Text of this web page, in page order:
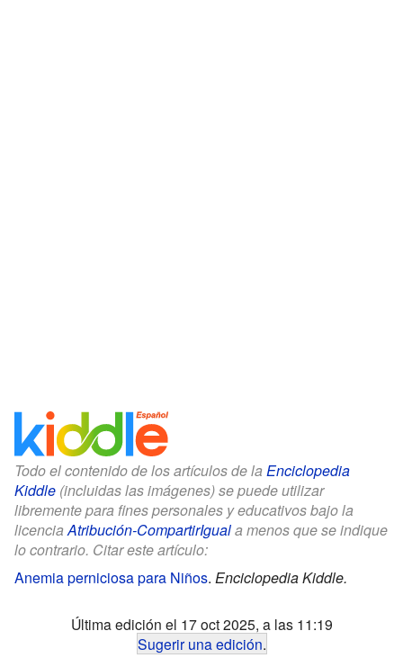
Todo el contenido de los artículos de la Enciclopedia
Kiddle (incluidas las imágenes) se puede utilizar
libremente para fines personales y educativos bajo la
licenciaAtribución-CompartirIguala menos que se indique
lo contrario. Citar este artículo:
Anemia perniciosa para Niños. Enciclopedia Kiddle.
Última edición el 17 oct 2025, a las 11:19
Sugerir una edición.